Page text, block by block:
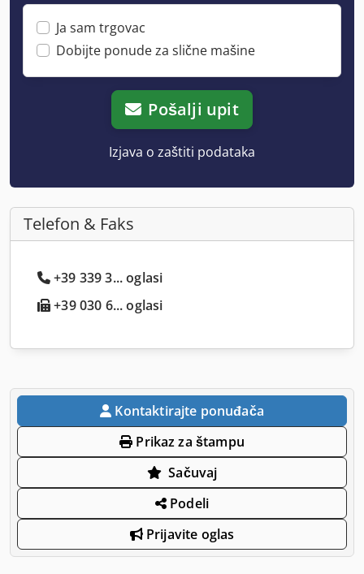
Ja sam trgovac
Dobijte ponude za slične mašine
Pošalji upit
Izjava o zaštiti podataka
Telefon & Faks
+39 339 3... oglasi
+39 030 6... oglasi
Kontaktirajte ponuđača
Prikaz za štampu
Sačuvaj
Podeli
Prijavite oglas